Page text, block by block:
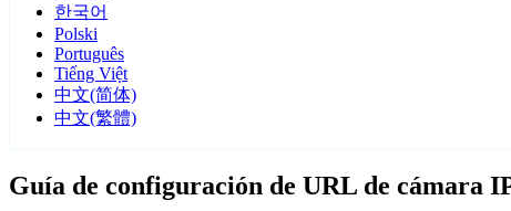
한국어
Polski
Português
Tiếng Việt
中文(简体)
中文(繁體)
Guía de configuración de URL de cámara